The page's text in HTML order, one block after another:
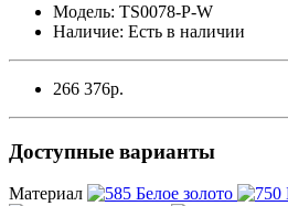
Модель: TS0078-P-W
Наличие: Есть в наличии
266 376р.
Доступные варианты
Материал